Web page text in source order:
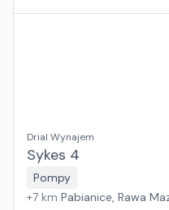
Drial Wynajem
Sykes 4
Pompy
+7 km Pabianice, Rawa